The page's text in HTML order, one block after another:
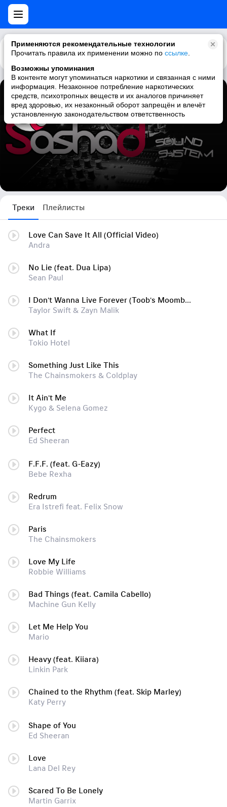
Применяются рекомендательные технологии
Прочитать правила их применении можно по ссылке
Возможны упоминания
В контенте могут упоминаться наркотики и связанная с ними
информация. Незаконное потребление наркотических
средств, психотропных веществ и их аналогов причиняет
вред здоровью, их незаконный оборот запрещён и влечёт
установленную законодательством ответственность
Каталог Рекомендации
Sasha D
3935 треков
Треки Плейлисты
Love Can Save It All (Official Video)
Andra
No Lie (feat. Dua Lipa)
Sean Paul
I Don't Wanna Live Forever (Toob's Moombahbaas Refix)
Taylor Swift & Zayn Malik
What If
Tokio Hotel
Something Just Like This
The Chainsmokers & Coldplay
It Ain't Me
Kygo & Selena Gomez
Perfect
Ed Sheeran
F.F.F. (feat. G-Eazy)
Bebe Rexha
Redrum
Era Istrefi feat. Felix Snow
Paris
The Chainsmokers
Love My Life
Robbie Williams
Bad Things (feat. Camila Cabello)
Machine Gun Kelly
Let Me Help You
Mario
Heavy (feat. Kiiara)
Linkin Park
Chained to the Rhythm (feat. Skip Marley)
Katy Perry
Shape of You
Ed Sheeran
Love
Lana Del Rey
Scared To Be Lonely
Martin Garrix